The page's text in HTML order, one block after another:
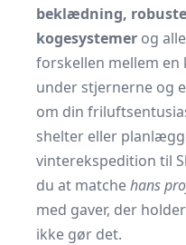
beklædning,
kogesystemer og
forskellen mellem
under stjernerne og
om din
shelter eller
vinterekspedition til
du at matchehans
med gaver, der
ikke gør det.